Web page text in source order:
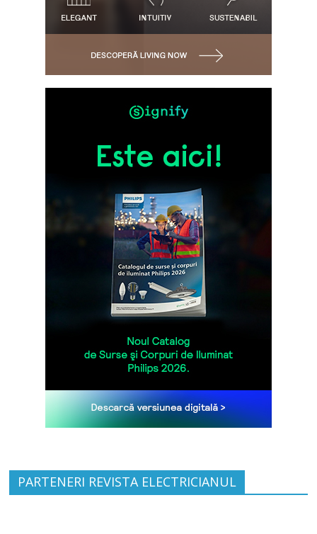
PARTENERI REVISTA ELECTRICIANUL